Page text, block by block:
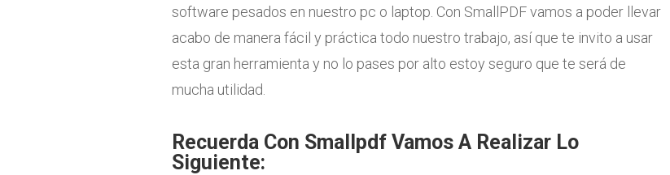
software pesados en nuestro pc o laptop. Con SmallPDF vamos a poder llevar
acabo de manera fácil y práctica todo nuestro trabajo, así que te invito a usar
esta gran herramienta y no lo pases por alto estoy seguro que te será de
mucha utilidad.
Recuerda Con Smallpdf Vamos A Realizar Lo
Siguiente: